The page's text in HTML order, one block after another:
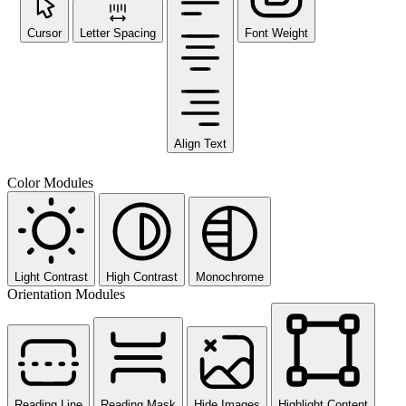
Cursor Letter Spacing
Align Text
Font Weight
Color Modules
Light Contrast High Contrast Monochrome
Orientation Modules